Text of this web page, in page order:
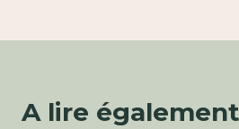
A lire également